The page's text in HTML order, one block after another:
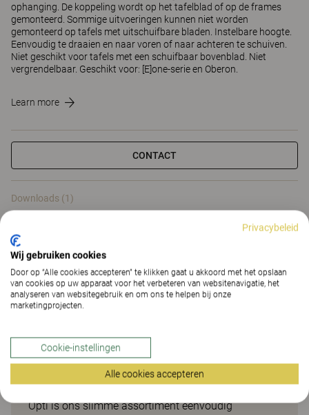
ophanging. De koppeling wordt op het tafelblad of op de frames
gemonteerd. Sommige uitvoeringen kunnen niet worden
gemonteerd op tafels met uitschuifbare bladen. Instelbare hoogte.
Eenvoudig te draaien en naar voren of naar achteren te schuiven.
Niet geschikt voor tafels met een schuifbaar bovenblad. Niet
vergrendelbaar. Geschikt voor: [E]one-serie en Oberon.
Learn more
CONTACT
Downloads (1)
Downloads (
voor bureaus en
vergadertafels
Opti is ons slimme assortiment eenvoudig
Privacybeleid
Wij gebruiken cookies
Door op “Alle cookies accepteren” te klikken gaat u akkoord met het opslaan
van cookies op uw apparaat voor het verbeteren van websitenavigatie, het
analyseren van websitegebruik en om ons te helpen bij onze
marketingprojecten.
Cookie-instellingen
Alle cookies accepteren